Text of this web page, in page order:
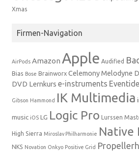
Xmas
Firmen-Navigation
AirPods Amazon Apple Audified
Bias Bose Brainworx Celemony Melodyne
DVD Lernkurs e-instruments Eventide
Gibson Hammond IK Multimedia
music iOS LG Logic Pro Lurssen
High Sierra Miroslav Philharmonie Native
NKS Novation Onkyo Positive Grid